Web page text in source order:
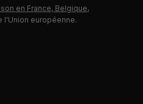
en France, Belgique,
l'Union européenne.